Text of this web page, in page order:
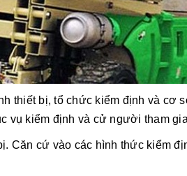
thiết bị, tổ chức kiểm định và cơ
vụ kiểm định và cử người tham
Căn cứ vào các hình thức kiểm